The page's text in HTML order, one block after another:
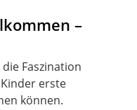
–
Faszination
erste
können.